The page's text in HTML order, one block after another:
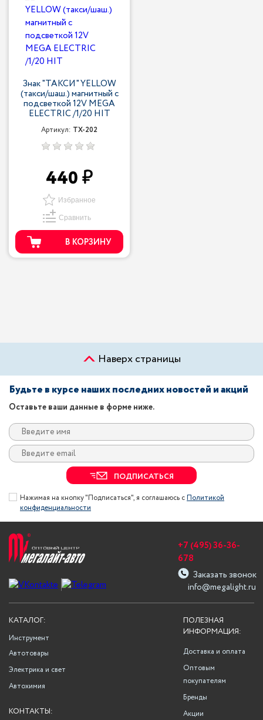
Знак "ТАКСИ" YELLOW
(такси/шаш.) магнитный с
подсветкой 12V MEGA
ELECTRIC /1/20 HIT
Артикул: TX-202
440
Избранное
Сравнить
В КОРЗИНУ
Наверх страницы
Будьте в курсе наших последних новостей и акций
Оставьте ваши данные в форме ниже.
ПОДПИСАТЬСЯ
Нажимая на кнопку "Подписаться", я соглашаюсь сПолитикой
конфиденциальности
info@megalight.ru
+7 (495) 36-36-
678
Заказать звонок
ПОЛЕЗНАЯ
ИНФОРМАЦИЯ:
Доставка и оплата
Оптовым
покупателям
Бренды
Акции
КАТАЛОГ:
Инструмент
Автотовары
Электрика и свет
Автохимия
КОНТАКТЫ: